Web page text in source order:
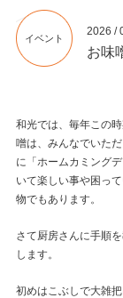
イベント
2026 /
お味
和光では、毎年この
噌は、みんなでいた
に「ホームカミング
いて楽しい事や困っ
物でもあります。
さて厨房さんに手順
します。
初めはこぶしで大雑